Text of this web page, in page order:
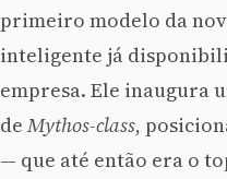
primeiro modelo da
inteligente já
empresa. Ele inaugura
deMythos-class,
— que até então era o